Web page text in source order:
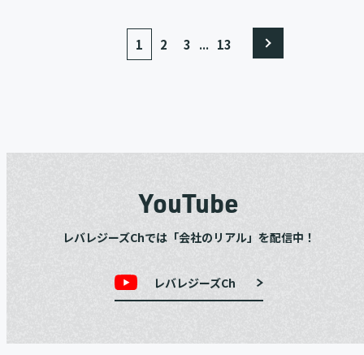
1 2 3 ... 13
YouTube
レバレジーズChでは「会社のリアル」を配信中！
レバレジーズCh